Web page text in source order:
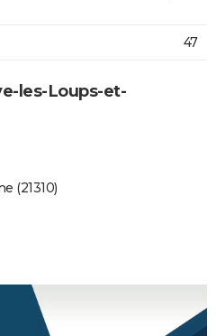
47
les-Loups-et-
(21310)